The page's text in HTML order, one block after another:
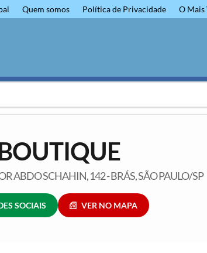
Quem somos Política de Privacidade O Mais
ABDO SCHAHIN, 142 - BRÁS, SÃO PAULO/SP
SOCIAIS VER NO MAPA